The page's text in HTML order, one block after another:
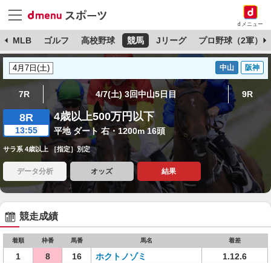
dメニュー
MLB ゴルフ 高校野球 競馬 Jリーグ プロ野球（2軍）
中山 阪神
7R 4/7(土) 3回中山5日目 9R
8R
13:55
4歳以上500万円以下
平地 ダート 右・1200m 16頭
サラ系 4歳以上 ［指定］別定
データ分析 オッズ 結果
競走成績
着順 枠番 馬番 馬名 着差
1 8 16 ホクトノゾミ
1.12.6